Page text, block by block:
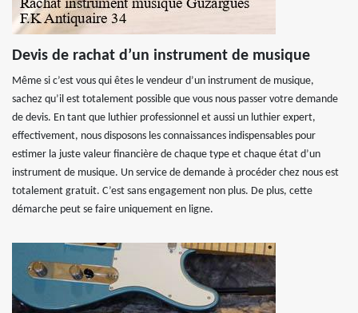
Devis de rachat d’un instrument de musique
Même si c’est vous qui êtes le vendeur d’un instrument de musique,
sachez qu’il est totalement possible que vous nous passer votre demande
de devis. En tant que luthier professionnel et aussi un luthier expert,
effectivement, nous disposons les connaissances indispensables pour
estimer la juste valeur financière de chaque type et chaque état d’un
instrument de musique. Un service de demande à procéder chez nous est
totalement gratuit. C’est sans engagement non plus. De plus, cette
démarche peut se faire uniquement en ligne.